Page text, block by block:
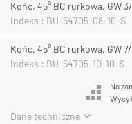
Końc. 45° BC rurkowa, GW
Indeks : BU-54705-08-10-S
Końc. 45° BC rurkowa, GW
Indeks : BU-54705-10-10-S
Na
Dane techniczne